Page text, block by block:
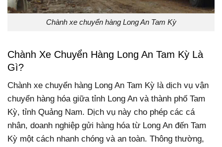
Chành xe chuyển hàng Long An Tam Kỳ
Chành Xe Chuyển Hàng Long An Tam Kỳ Là
Gì?
Chành xe chuyển hàng Long An Tam Kỳ là dịch vụ vận
chuyển hàng hóa giữa tỉnh Long An và thành phố Tam
Kỳ, tỉnh Quảng Nam. Dịch vụ này cho phép các cá
nhân, doanh nghiệp gửi hàng hóa từ Long An đến Tam
Kỳ một cách nhanh chóng và an toàn. Thông thường,